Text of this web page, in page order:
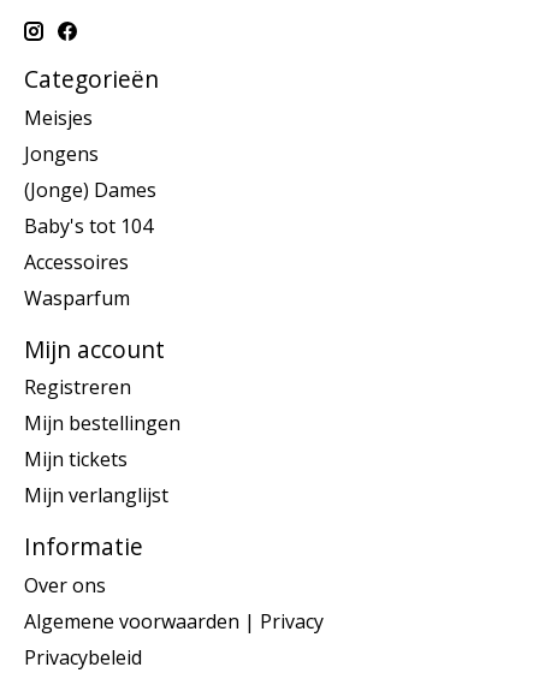
Categorieën
Meisjes
Jongens
(Jonge) Dames
Baby's tot 104
Accessoires
Wasparfum
Mijn account
Registreren
Mijn bestellingen
Mijn tickets
Mijn verlanglijst
Informatie
Over ons
Algemene voorwaarden | Privacy
Privacybeleid